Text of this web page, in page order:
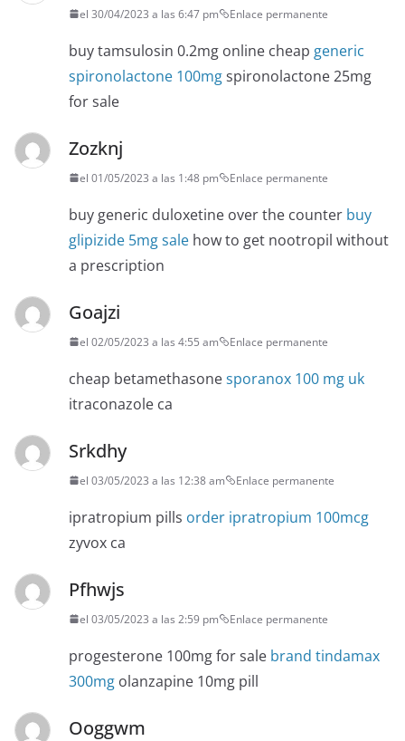
el 30/04/2023 a las 6:47 pm Enlace permanente
buy tamsulosin 0.2mg online cheap generic
spironolactone 100mgspironolactone 25mg
for sale
Zozknj
el 01/05/2023 a las 1:48 pm Enlace permanente
buy generic duloxetine over the counter buy
glipizide 5mg sale how to get nootropil without
a prescription
Goajzi
el 02/05/2023 a las 4:55 am Enlace permanente
cheap betamethasonesporanox 100 mg uk
itraconazole ca
Srkdhy
el 03/05/2023 a las 12:38 am Enlace permanente
ipratropium pills order ipratropium 100mcg
zyvox ca
Pfhwjs
el 03/05/2023 a las 2:59 pm Enlace permanente
progesterone 100mg for sale brand tindamax
300mg olanzapine 10mg pill
Ooggwm